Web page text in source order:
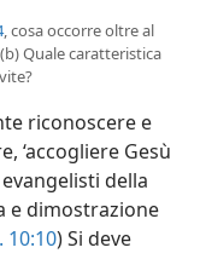
, cosa occorre oltre al
Quale caratteristica
riconoscere e
‘accogliere Gesù
della
e dimostrazione
10:10) Si deve